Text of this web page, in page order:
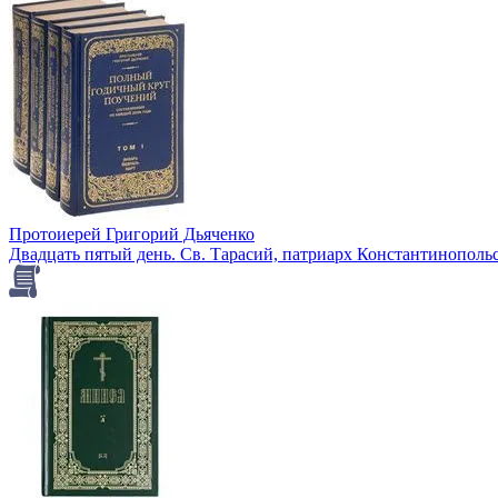
Протоиерей Григорий Дьяченко
Двадцать пятый день. Св. Тарасий, патриарх